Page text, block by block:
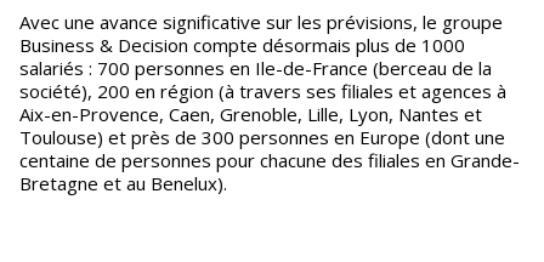
Avec une avance significative sur les prévisions, le groupe
Business & Decision compte désormais plus de 1000
salariés : 700 personnes en Ile-de-France (berceau de la
société), 200 en région (à travers ses filiales et agences à
Aix-en-Provence, Caen, Grenoble, Lille, Lyon, Nantes et
Toulouse) et près de 300 personnes en Europe (dont une
centaine de personnes pour chacune des filiales en Grande-
Bretagne et au Benelux).